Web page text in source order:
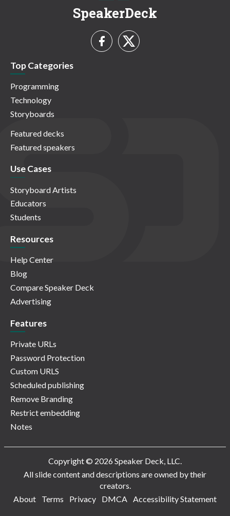
SpeakerDeck
Top Categories
Programming
Technology
Storyboards
Featured decks
Featured speakers
Use Cases
Storyboard Artists
Educators
Students
Resources
Help Center
Blog
Compare Speaker Deck
Advertising
Features
Private URLs
Password Protection
Custom URLS
Scheduled publishing
Remove Branding
Restrict embedding
Notes
Copyright © 2026 Speaker Deck, LLC.
All slide content and descriptions are owned by their
creators.
About
Terms Privacy DMCA Accessibility Statement